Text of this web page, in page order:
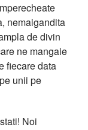
nemaigandita
de divin
ne mangaie
fiecare data
unii pe
Noi